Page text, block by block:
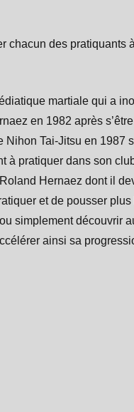
chacun des pratiquants à
martiale qui a
en 1982 après s’être
Nihon Tai-Jitsu en 1987
à pratiquer dans son
Hernaez dont il
et de pousser plus
simplement découvrir
ainsi sa